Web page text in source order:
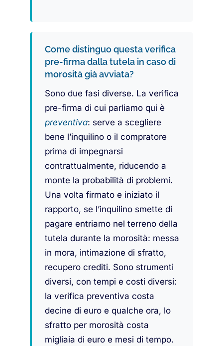
Come distinguo questa verifica
pre-firma dalla tutela in caso di
morosità già avviata?
Sono due fasi diverse. La verifica
pre-firma di cui parliamo qui è
preventiva: serve a scegliere
bene l’inquilino o il compratore
prima di impegnarsi
contrattualmente, riducendo a
monte la probabilità di problemi.
Una volta firmato e iniziato il
rapporto, se l’inquilino smette di
pagare entriamo nel terreno della
tutela durante la morosità: messa
in mora, intimazione di sfratto,
recupero crediti. Sono strumenti
diversi, con tempi e costi diversi:
la verifica preventiva costa
decine di euro e qualche ora, lo
sfratto per morosità costa
migliaia di euro e mesi di tempo.